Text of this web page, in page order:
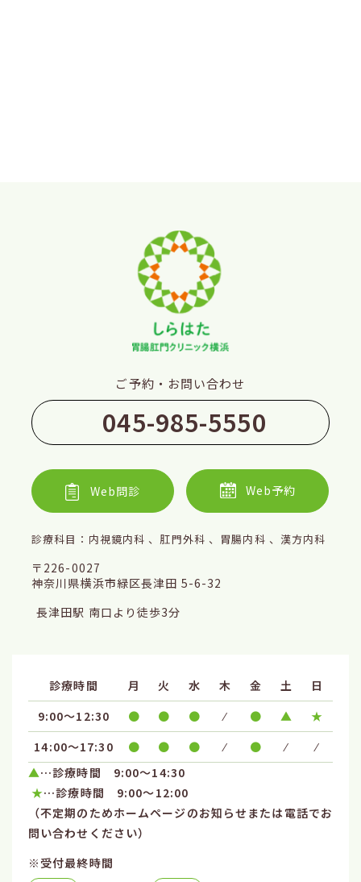
ご予約・お問い合わせ
045-985-5550
Web問診 Web予約
診療科目：内視鏡内科 、肛門外科 、胃腸内科 、漢方内科
〒226-0027
神奈川県横浜市緑区長津田 5-6-32
長津田駅 南口より徒歩3分
診療時間 月 火 水 木 金 土
日
9:00～12:30
● ● ● ⁄ ● ▲
★
14:00～17:30
● ● ● ⁄ ● ⁄
⁄
▲…診療時間 9:00〜14:30
★…診療時間 9:00〜12:00
（不定期のためホームページのお知らせまたは電話でお
問い合わせください）
※受付最終時間